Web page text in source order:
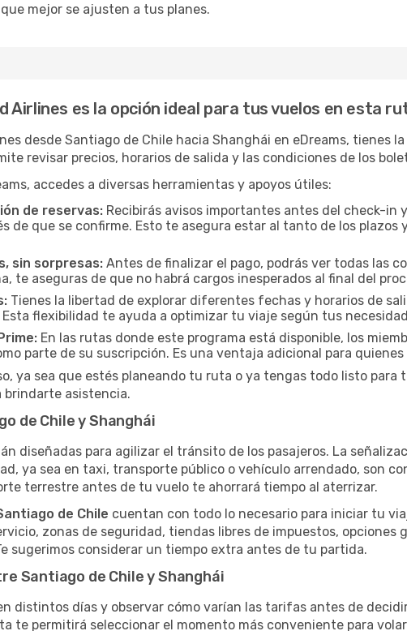
mejor se ajusten a tus planes.
Airlines es la opción ideal para tus vuelos en esta
desde Santiago de Chile hacia Shanghái en eDreams, tienes
revisar precios, horarios de salida y las condiciones de los
accedes a diversas herramientas y apoyos útiles:
de reservas: Recibirás avisos importantes antes del check-in
de que se confirme. Esto te asegura estar al tanto de los
sin sorpresas: Antes de finalizar el pago, podrás ver todas las
te aseguras de que no habrá cargos inesperados al final del
Tienes la libertad de explorar diferentes fechas y horarios de
flexibilidad te ayuda a optimizar tu viaje según tus
En las rutas donde este programa está disponible, los
parte de su suscripción. Es una ventaja adicional para
ya sea que estés planeando tu ruta o ya tengas todo listo para
brindarte asistencia.
de Chile y Shanghái
diseñadas para agilizar el tránsito de los pasajeros. La
ya sea en taxi, transporte público o vehículo arrendado, son
terrestre antes de tu vuelo te ahorrará tiempo al aterrizar.
de Chile cuentan con todo lo necesario para iniciar tu
zonas de seguridad, tiendas libres de impuestos, opciones
sugerimos considerar un tiempo extra antes de tu partida.
Santiago de Chile y Shanghái
distintos días y observar cómo varían las tarifas antes de
te permitirá seleccionar el momento más conveniente para